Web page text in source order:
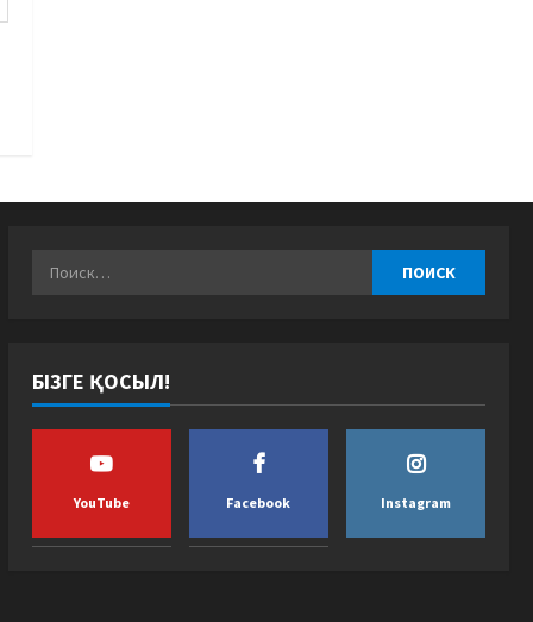
БІЗГЕ ҚОСЫЛ!
YouTube Facebook Instagram